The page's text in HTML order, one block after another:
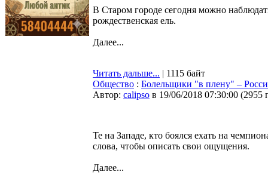
В Старом городе сегодня можно
рождественская ель.
Далее...
Читать дальше... | 1115 байт
Общество : Болельщики "в плену" –
Автор: calipso в 19/06/2018 07:30:00 (2955
Те на Западе, кто боялся ехать на
слова, чтобы описать свои ощущения.
Далее...